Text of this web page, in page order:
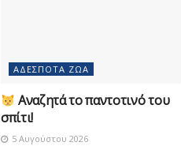
ΑΔΈΣΠΟΤΑ ΖΏΑ
Αναζητά το παντοτινό του
σπίτι!
5 Αυγούστου 2026